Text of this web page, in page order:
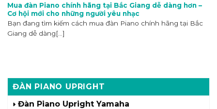
ĐÀN PIANO UPRIGHT
Đàn Piano Upright Yamaha
Mua đàn Piano chính hãng tại Bắc Giang dễ dàng hơn –
Cơ hội mới cho những người yêu nhạc
Bạn đang tìm kiếm cách mua đàn Piano chính hãng tại Bắc
Giang dễ dàng[...]